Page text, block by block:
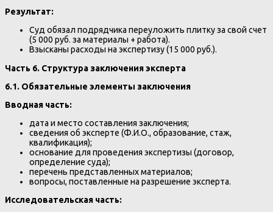
Результат:
Суд обязал подрядчика переуложить плитку за свой счет
(5 000 руб. за материалы + работа).
Взысканы расходы на экспертизу (15 000 руб.).
Часть 6. Структура заключения эксперта
6.1. Обязательные элементы заключения
Вводная часть:
дата и место составления заключения;
сведения об эксперте (Ф.И.О., образование, стаж,
квалификация);
основание для проведения экспертизы (договор,
определение суда);
перечень представленных материалов;
вопросы, поставленные на разрешение эксперта.
Исследовательская часть: